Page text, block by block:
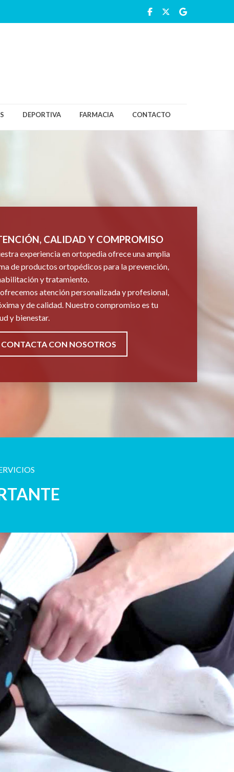
DEPORTIVA FARMACIA CONTACTO
CALIDAD Y COMPROMISO
experiencia en ortopedia ofrece una amplia
de productos ortopédicos para la prevención,
y tratamiento.
atención personalizada y profesional,
y de calidad. Nuestro compromiso es tu
y bienestar.
CONTACTA CON NOSOTROS